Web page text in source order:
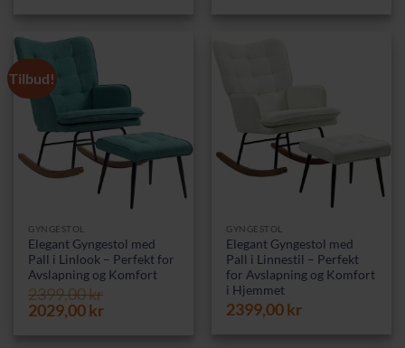
Tilbud!
GYNGESTOL
Elegant Gyngestol med
Pall i Linlook – Perfekt for
Avslapning og Komfort
2399,00kr
Opprinnelig
2029,00krNåværende
GYNGESTOL
Elegant Gyngestol med
Pall i Linnestil – Perfekt
for Avslapning og Komfort
i Hjemmet
2399,00kr